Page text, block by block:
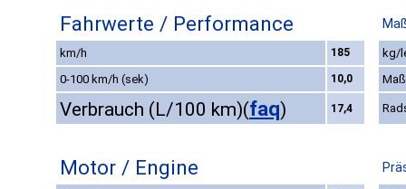
Fahrwerte / Performance
km/h 185
kg/
0-100 km/h (sek)
10,0
Verbrauch (L/100 km)(faq) 17,4
Motor / Engine